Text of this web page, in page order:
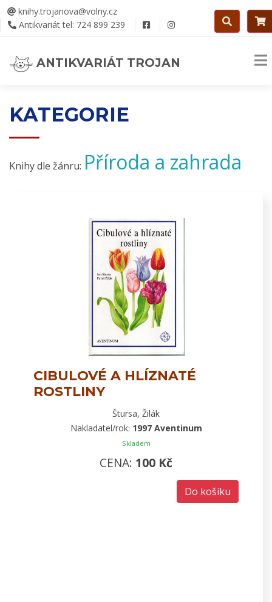
knihy.trojanova@volny.cz
Antikvariát tel: 724 899 239
ANTIKVARIÁT TROJAN
KATEGORIE
Knihy dle žánru: Příroda a zahrada
CIBULOVÉ A HLÍZNATÉ
ROSTLINY
Štursa, Žilák
Nakladatel/rok: 1997 Aventinum
Skladem
CENA: 100 Kč
Do košíku